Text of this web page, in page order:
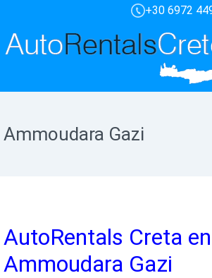
+30 6972
Ammoudara Gazi
AutoRentals Creta en
Ammoudara Gazi